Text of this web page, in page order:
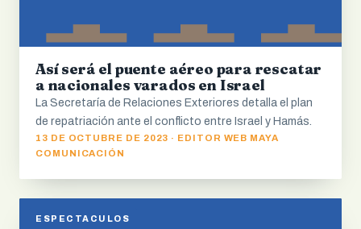
Así será el puente aéreo para rescatar
a nacionales varados en Israel
La Secretaría de Relaciones Exteriores detalla el plan
de repatriación ante el conflicto entre Israel y Hamás.
13 DE OCTUBRE DE 2023 · EDITOR WEB MAYA
COMUNICACIÓN
ESPECTACULOS